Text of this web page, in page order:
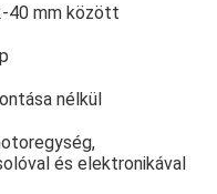
40 mm között
nélkül
és elektronikával